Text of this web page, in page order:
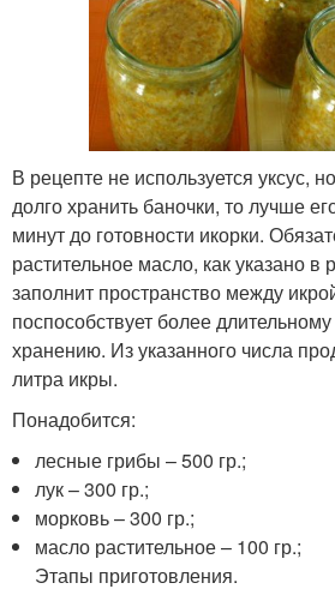
В рецепте не используется уксус,
долго хранить баночки, то лучше
минут до готовности икорки.
растительное масло, как указано в
заполнит пространство между
поспособствует более
хранению. Из указанного числа
литра икры.
Понадобится:
лесные грибы – 500 гр.;
лук – 300 гр.;
морковь – 300 гр.;
масло растительное – 100 гр.;
Этапы приготовления.